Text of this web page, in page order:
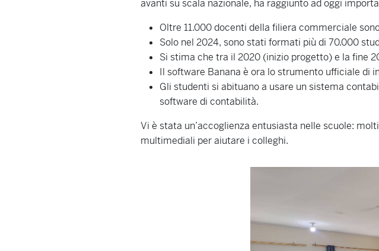
avanti su scala nazionale, ha raggiunto ad oggi
Oltre 11.000 docenti della filiera commerciale
Solo nel 2024, sono stati formati più di 70.000
Si stima che tra il 2020 (inizio progetto) e la fine
Il software Banana è ora lo strumento ufficiale di
Gli studenti si abituano a usare un sistema
software di contabilità.
Vi è stata un’accoglienza entusiasta nelle scuole:
multimediali per aiutare i colleghi.